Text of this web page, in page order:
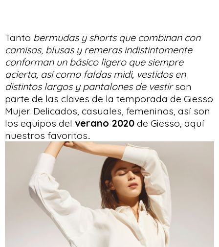
Tanto bermudas y shorts que combinan con
camisas, blusas y remeras indistintamente
conforman un básico ligero que siempre
acierta, así como faldas midi, vestidos en
distintos largos y pantalones de vestirson
parte de las claves de la temporada de Giesso
Mujer. Delicados, casuales, femeninos, así son
los equipos del verano 2020 de Giesso, aquí
nuestros favoritos..